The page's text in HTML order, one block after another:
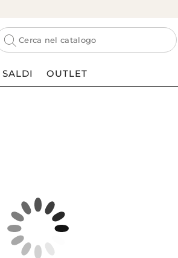
SALDI OUTLET